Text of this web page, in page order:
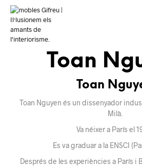
Toan
Toan
Toan Nguyen és un dissenyador
Milà.
Va néixer a París el
Es va graduar a la ENSCI
Després de les experiències a París i